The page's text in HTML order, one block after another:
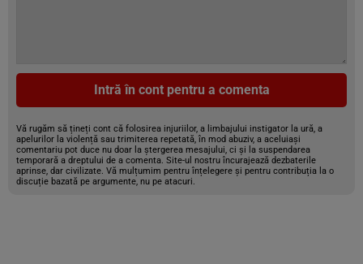
Intră în cont pentru a comenta
Vă rugăm să țineți cont că folosirea injuriilor, a limbajului instigator la ură, a
apelurilor la violență sau trimiterea repetată, în mod abuziv, a aceluiași
comentariu pot duce nu doar la ștergerea mesajului, ci și la suspendarea
temporară a dreptului de a comenta. Site-ul nostru încurajează dezbaterile
aprinse, dar civilizate. Vă mulțumim pentru înțelegere și pentru contribuția la o
discuție bazată pe argumente, nu pe atacuri.